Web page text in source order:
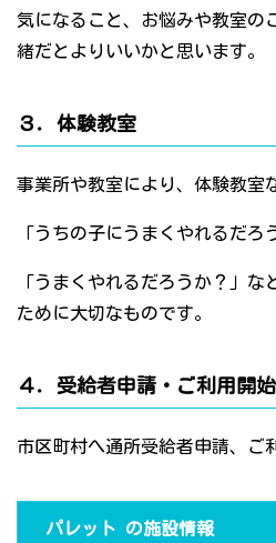
気になること、お悩みや教室の
緒だとよりいいかと思います。
３．体験教室
事業所や教室により、体験教室
「うちの子にうまくやれるだろ
「うまくやれるだろうか？」な
ために大切なものです。
４．受給者申請・ご利用開始
市区町村へ通所受給者申請、ご
パレット の施設情報